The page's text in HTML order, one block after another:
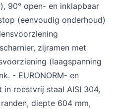
90° open- en inklapbaar
(eenvoudig onderhoud)
zijramen met
(laagspanning
- EURONORM- en
in roestvrij staal AISI 304,
diepte 604 mm,